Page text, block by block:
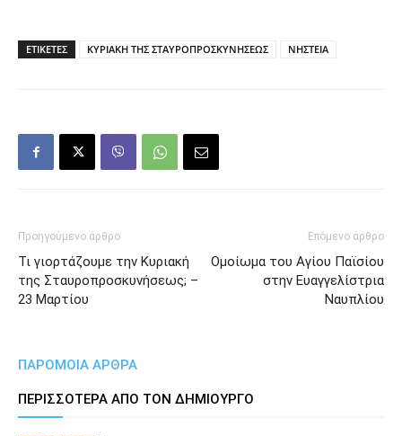
ΕΤΙΚΕΤΕΣ ΚΥΡΙΑΚΗ ΤΗΣ ΣΤΑΥΡΟΠΡΟΣΚΥΝΗΣΕΩΣ ΝΗΣΤΕΙΑ
Προηγούμενο άρθρο
Τι γιορτάζουμε την Κυριακή
της Σταυροπροσκυνήσεως; –
23 Μαρτίου
Επόμενο άρθρο
Ομοίωμα του Αγίου Παϊσίου
στην Ευαγγελίστρια
Ναυπλίου
ΠΑΡΟΜΟΙΑ ΑΡΘΡΑ
ΠΕΡΙΣΣΟΤΕΡΑ ΑΠΟ ΤΟΝ ΔΗΜΙΟΥΡΓΟ